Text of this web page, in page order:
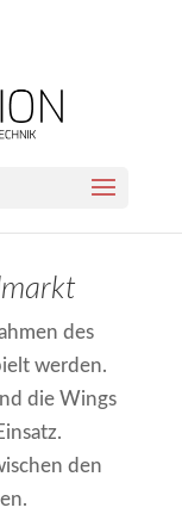
des
werden.
die Wings
den